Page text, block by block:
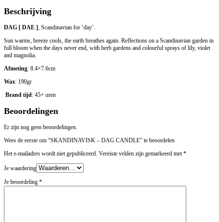
Beschrijving
DAG [ DAE ] , Scandinavian for ‘day’.
Sun warms, breeze cools, the earth breathes again. Reflections on a Scandinavian garden in
full bloom when the days never end, with herb gardens and colourful sprays of lily, violet
and magnolia.
Afmeting: 8.4×7.6cm
Wax: 190gr
Brand tijd: 45+ uren
Beoordelingen
Er zijn nog geen beoordelingen.
Wees de eerste om “SKANDINAVISK – DAG CANDLE” te beoordelen
Het e-mailadres wordt niet gepubliceerd. Vereiste velden zijn gemarkeerd met *
Je waardering
Je beoordeling *